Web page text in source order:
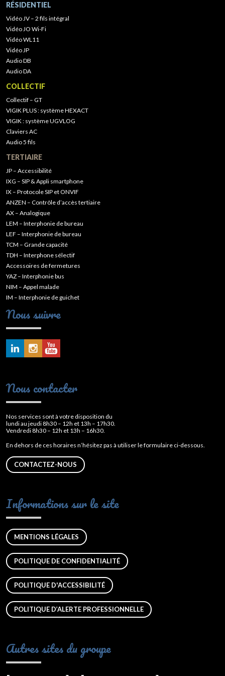
RÉSIDENTIEL
Vidéo JV – 2 fils intégral
Vidéo JO Wi-Fi
Vidéo WL11
Vidéo JP
Audio DB
Audio DA
COLLECTIF
Collectif – GT
VIGIK PLUS : système HEXACT
VIGIK : système UGVLOG
Claviers AC
Audio 5 fils
TERTIAIRE
JP – Accessibilité
IXG – SIP & Appli smartphone
IX – Protocole SIP et ONVIF
ANZEN – Contrôle d’accès tertiaire
AX – Analogique
LEM – Interphonie de bureau
LEF – Interphonie de bureau
TCM – Grande capacité
TDH – Interphone sélectif
Accessoires de fermetures
YAZ – Interphonie bus
NIM – Appel malade
IM – Interphonie de guichet
Nous suivre
Nous contacter
Nos services sont à votre disposition du
lundi au jeudi 8h30 – 12h et 13h – 17h30.
Vendredi 8h30 – 12h et 13h – 16h30.
En dehors de ces horaires n’hésitez pas à utiliser le formulaire ci-dessous.
CONTACTEZ-NOUS
Informations sur le site
MENTIONS LÉGALES
POLITIQUE DE CONFIDENTIALITÉ
POLITIQUE D'ACCESSIBILITÉ
POLITIQUE D’ALERTE PROFESSIONNELLE
Autres sites du groupe